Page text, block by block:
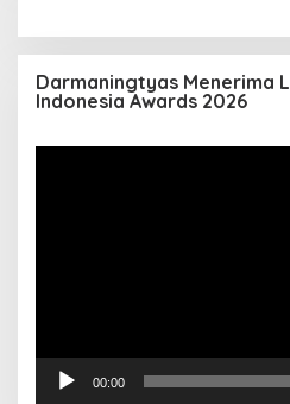
Darmaningtyas Menerima
Indonesia Awards 2026
00:00